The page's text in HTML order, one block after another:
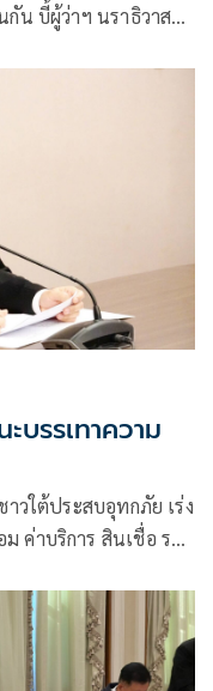
กัน บี้ผู้ว่าฯ นราธิวาส
บรรเทาความ
วใต้ประสบอุทกภัย เร่ง
ค่าบริการ สินเชื่อ รวม